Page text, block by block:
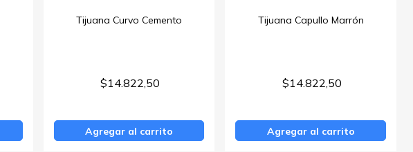
Tijuana Curvo Cemento
$14.822,50
Agregar al carrito
Tijuana Capullo Marrón
$14.822,50
Agregar al carrito